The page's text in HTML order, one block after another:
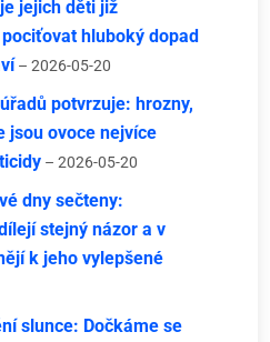
jejich děti již
hluboký dopad
– 2026-05-20
potvrzuje: hrozny,
jsou ovoce nejvíce
– 2026-05-20
dny sečteny:
stejný názor a v
k jeho vylepšené
slunce: Dočkáme se